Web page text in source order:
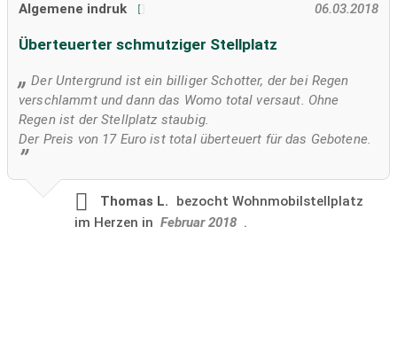
Algemene indruk 06.03.2018
Überteuerter schmutziger Stellplatz
Der Untergrund ist ein billiger Schotter, der bei Regen
verschlammt und dann das Womo total versaut. Ohne
Regen ist der Stellplatz staubig.
Der Preis von 17 Euro ist total überteuert für das Gebotene.
Thomas L. bezocht Wohnmobilstellplatz
im Herzen in Februar 2018 .